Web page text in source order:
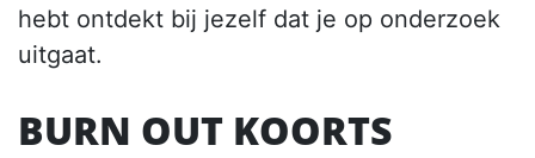
hebt ontdekt bij jezelf dat je op onderzoek
uitgaat.
BURN OUT KOORTS